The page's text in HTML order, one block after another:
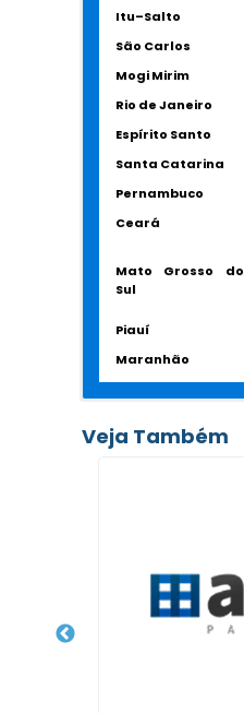
Itu–Salto
São Carlos
Mogi Mirim
Rio de Janeiro
Espírito Santo
Santa Catarina
Pernambuco
Ceará
Mato Grosso do
Sul
Piauí
Maranhão
Veja Também